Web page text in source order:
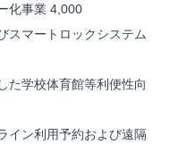
化事業 4,000
スマートロックシステム
た学校体育館等利便性向
イン利用予約および遠隔